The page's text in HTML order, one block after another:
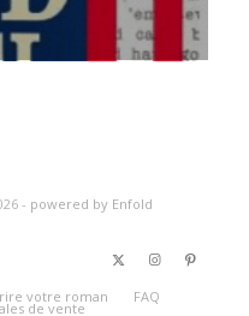
- powered by Enfold
votre roman FAQ
de vente